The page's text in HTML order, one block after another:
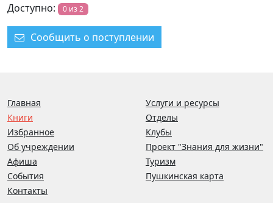
Доступно:
0 из 2
Сообщить о поступлении
Главная
Книги
Избранное
Об учреждении
Афиша
События
Контакты
Услуги и ресурсы
Отделы
Клубы
Проект "Знания для жизни"
Туризм
Пушкинская карта